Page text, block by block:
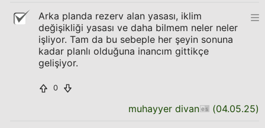
Arka planda rezerv alan yasası, iklim
değişikliği yasası ve daha bilmem neler neler
işliyor. Tam da bu sebeple her şeyin sonuna
kadar planlı olduğuna inancım gittikçe
gelişiyor.
0
muhayyer divan (04.05.25)